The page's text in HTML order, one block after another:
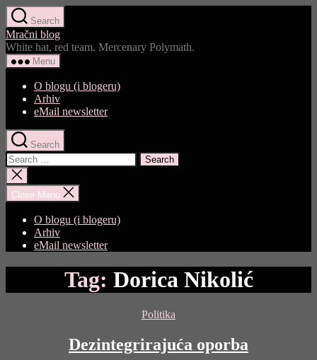
Skip
to
the
content
Search
Mračni blog
White hat, red team. Mercenary Polymath.
Menu
O blogu (i blogeru)
Arhiv
eMail newsletter
Search
Search
for:
Close
search
Close Menu
O blogu (i blogeru)
Arhiv
eMail newsletter
Tag: Dorica Nikolić
Categories
Politika
Dezintegrirajuća oporba